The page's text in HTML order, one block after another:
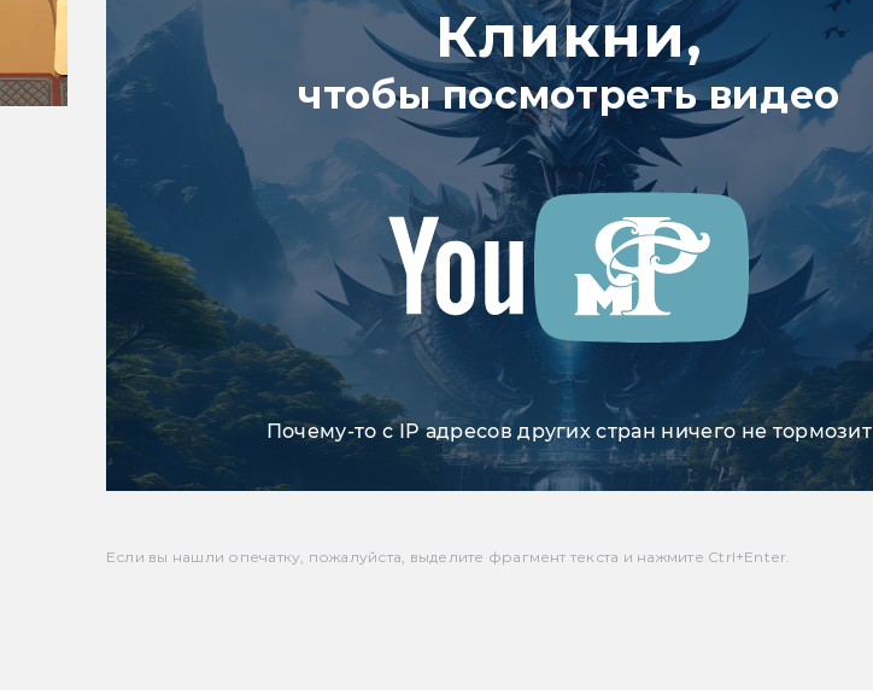
Кликни,
чтобы посмотреть видео
Почему-то с IP адресов других стран ничего не тормозит
Если вы нашли опечатку, пожалуйста, выделите фрагмент текста и нажмите Ctrl+Enter.